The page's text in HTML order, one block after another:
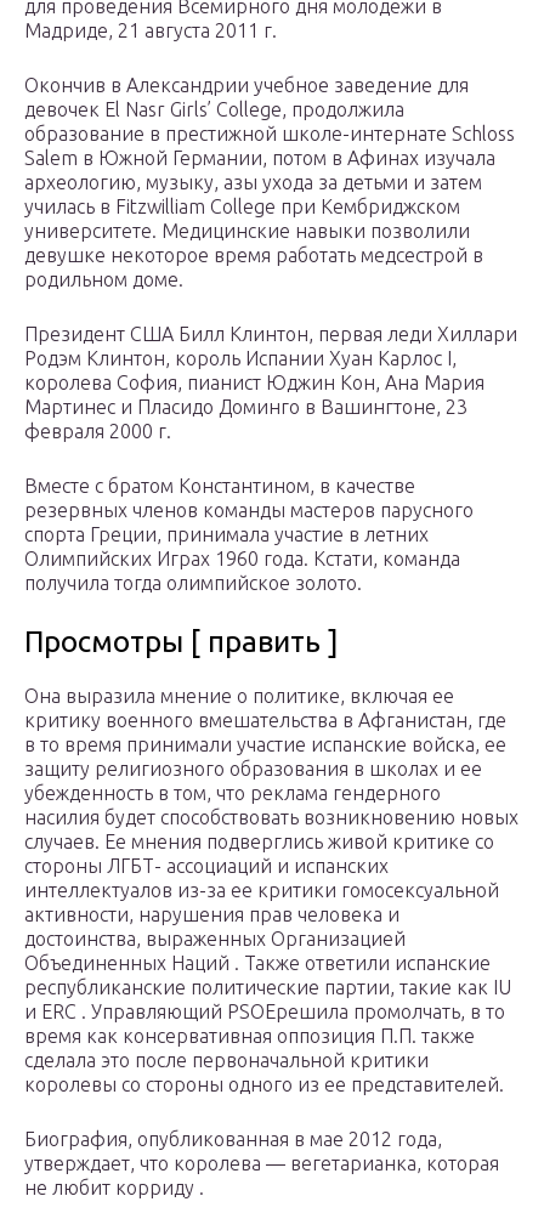
для проведения Всемирного дня молодежи в
Мадриде, 21 августа 2011 г.
Окончив в Александрии учебное заведение для
девочек El Nasr Girls’ College, продолжила
образование в престижной школе-интернате Schloss
Salem в Южной Германии, потом в Афинах изучала
археологию, музыку, азы ухода за детьми и затем
училась в Fitzwilliam College при Кембриджском
университете. Медицинские навыки позволили
девушке некоторое время работать медсестрой в
родильном доме.
Президент США Билл Клинтон, первая леди Хиллари
Родэм Клинтон, король Испании Хуан Карлос I,
королева София, пианист Юджин Кон, Ана Мария
Мартинес и Пласидо Доминго в Вашингтоне, 23
февраля 2000 г.
Вместе с братом Константином, в качестве
резервных членов команды мастеров парусного
спорта Греции, принимала участие в летних
Олимпийских Играх 1960 года. Кстати, команда
получила тогда олимпийское золото.
Просмотры [ править ]
Она выразила мнение о политике, включая ее
критику военного вмешательства в Афганистан, где
в то время принимали участие испанские войска, ее
защиту религиозного образования в школах и ее
убежденность в том, что реклама гендерного
насилия будет способствовать возникновению новых
случаев. Ее мнения подверглись живой критике со
стороны ЛГБТ- ассоциаций и испанских
интеллектуалов из-за ее критики гомосексуальной
активности, нарушения прав человека и
достоинства, выраженных Организацией
Объединенных Наций . Также ответили испанские
республиканские политические партии, такие как IU
и ERC . Управляющий PSOEрешила промолчать, в то
время как консервативная оппозиция П.П. также
сделала это после первоначальной критики
королевы со стороны одного из ее представителей.
Биография, опубликованная в мае 2012 года,
утверждает, что королева — вегетарианка, которая
не любит корриду .